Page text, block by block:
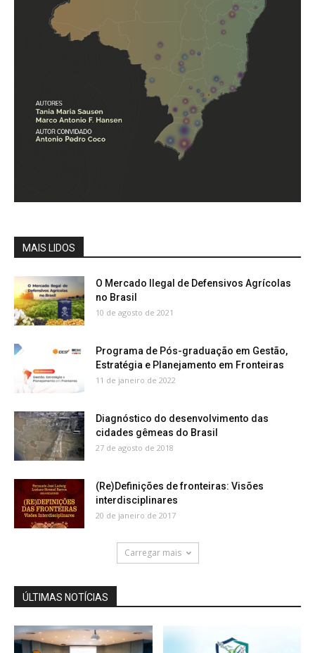
MAIS LIDOS
O Mercado Ilegal de Defensivos Agrícolas
no Brasil
10 de agosto de 2021
Programa de Pós-graduação em Gestão,
Estratégia e Planejamento em Fronteiras
11 de janeiro de 2022
Diagnóstico do desenvolvimento das
cidades gêmeas do Brasil
27 de agosto de 2018
(Re)Definições de fronteiras: Visões
interdisciplinares
20 de janeiro de 2017
Carregar mais
ÚLTIMAS NOTÍCIAS